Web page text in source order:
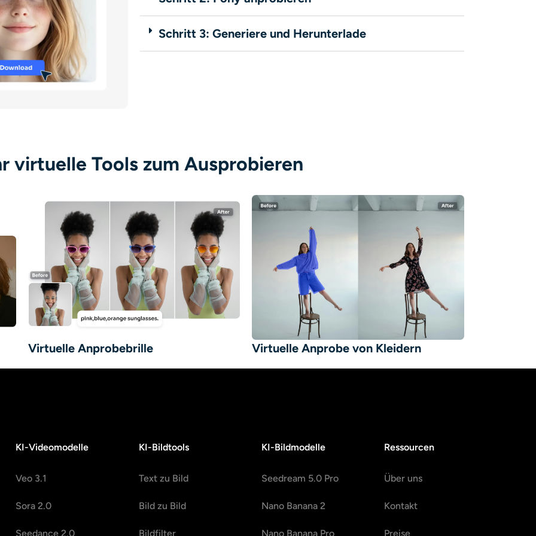
Schritt 3: Generiere und Herunterlade
virtuelle Tools zum Ausprobieren
Virtuelle Anprobebrille Virtuelle Anprobe von Kleidern
KI-Videomodelle
Veo 3.1
Sora 2.0
Seedance 2.0
KI-Bildtools
Text zu Bild
Bild zu Bild
Bildfilter
KI-Bildmodelle
Seedream 5.0 Pro
Nano Banana 2
Nano Banana Pro
Ressourcen
Über uns
Kontakt
Preise